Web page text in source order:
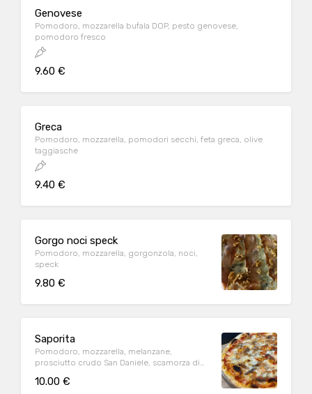
Genovese
Pomodoro, mozzarella bufala DOP, pesto genovese,
pomodoro fresco
9.60 €
Greca
Pomodoro, mozzarella, pomodori secchi, feta greca, olive
taggiasche
9.40 €
Gorgo noci speck
Pomodoro, mozzarella, gorgonzola, noci,
speck
9.80 €
Saporita
Pomodoro, mozzarella, melanzane,
prosciutto crudo San Daniele, scamorza di
10.00 €